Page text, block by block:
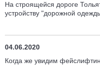
На строящейся дороге
устройству "дорожной
04.06.2020
Когда же увидим